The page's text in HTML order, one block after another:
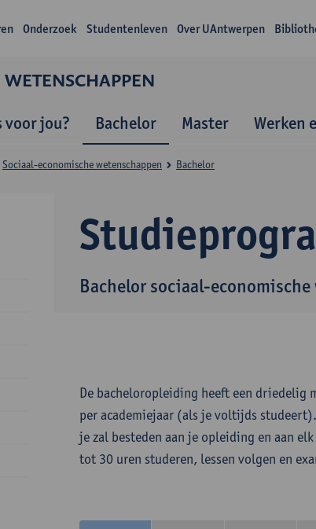
Onderzoek Studentenleven Over UAntwerpen
voor jou? Bachelor Master Werken
Bachelor sociaal-economische
Sociaal-economische wetenschappen Bachelor
De bacheloropleiding heeft een driedelig
per academiejaar (als je voltijds
je zal besteden aan je opleiding en aan
tot 30 uren studeren, lessen volgen en